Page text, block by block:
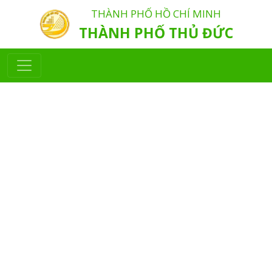
THÀNH PHỐ HỒ CHÍ MINH
THÀNH PHỐ THỦ ĐỨC